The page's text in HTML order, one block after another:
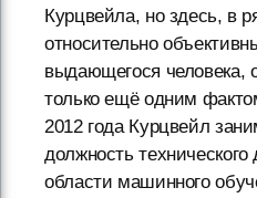
Курцвейла, но здесь, в
относительно
выдающегося человека,
только ещё одним
2012 года Курцвейл
должность технического
области машинного